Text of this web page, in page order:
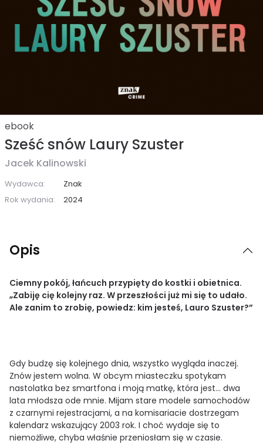
ebook
Sześć snów Laury Szuster
Jacek Kalinowski
Wydawca:
Znak
Rok wydania:
2024
Opis
Ciemny pokój, łańcuch przypięty do kostki i obietnica.
„Zabiję cię kolejny raz. W przeszłości już mi się to udało.
Ale zanim to zrobię, powiedz: kim jesteś, Lauro Szuster?”
Gdy budzę się kolejnego dnia, wszystko wygląda inaczej.
Znów jestem wolna. W obcym miasteczku spotykam
nastolatka bez smartfona i moją matkę, która jest… dwa
lata młodsza ode mnie. Mijam stare modele samochodów
z czarnymi rejestracjami, a na komisariacie dostrzegam
kalendarz wskazujący 2003 rok. I choć wydaje się to
niemożliwe, chyba właśnie przeniosłam się w czasie.